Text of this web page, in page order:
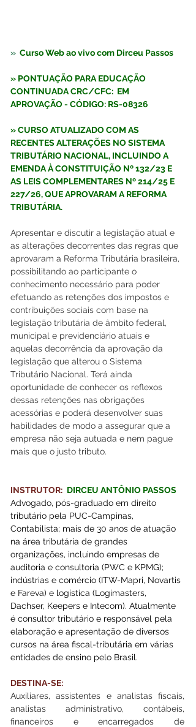
» Curso Web ao vivo com Dirceu Passos
» PONTUAÇÃO PARA EDUCAÇÃO
CONTINUADA CRC/CFC:  EM
APROVAÇÃO - CÓDIGO: RS-08326
» CURSO ATUALIZADO COM AS
RECENTES ALTERAÇÕES NO SISTEMA
TRIBUTÁRIO NACIONAL, INCLUINDO A
EMENDA À CONSTITUIÇÃO Nº 132/23 E
AS LEIS COMPLEMENTARES Nº 214/25 E
227/26, QUE APROVARAM A REFORMA
TRIBUTÁRIA.
Apresentar e discutir a legislação atual e
as alterações decorrentes das regras que
aprovaram a Reforma Tributária brasileira,
possibilitando ao participante o
conhecimento necessário para poder
efetuando as retenções dos impostos e
contribuições sociais com base na
legislação tributária de âmbito federal,
municipal e previdenciário atuais e
aquelas decorrência da aprovação da
legislação que alterou o Sistema
Tributário Nacional. Terá ainda
oportunidade de conhecer os reflexos
dessas retenções nas obrigações
acessórias e poderá desenvolver suas
habilidades de modo a assegurar que a
empresa não seja autuada e nem pague
mais que o justo tributo.
INSTRUTOR: DIRCEU ANTÔNIO PASSOS
Advogado, pós-graduado em direito
tributário pela PUC-Campinas,
Contabilista; mais de 30 anos de atuação
na área tributária de grandes
organizações, incluindo empresas de
auditoria e consultoria (PWC e KPMG);
indústrias e comércio (ITW-Mapri, Novartis
e Fareva) e logística (Logimasters,
Dachser, Keepers e Intecom). Atualmente
é consultor tributário e responsável pela
elaboração e apresentação de diversos
cursos na área fiscal-tributária em várias
entidades de ensino pelo Brasil.
DESTINA-SE:
Auxiliares, assistentes e analistas fiscais,
analistas administrativo, contábeis,
financeiros e encarregados de